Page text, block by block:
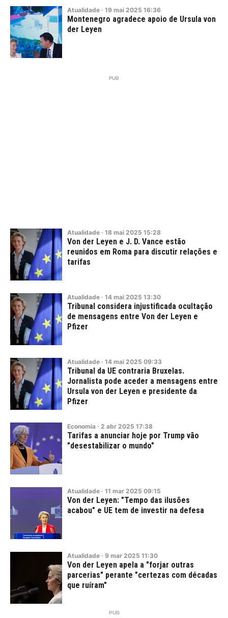
Atualidade · 19 mai 2025 16:36
Montenegro agradece apoio de Ursula von
der Leyen
Atualidade · 18 mai 2025 15:28
Von der Leyen e J. D. Vance estão
reunidos em Roma para discutir relações e
tarifas
Atualidade · 14 mai 2025 13:30
Tribunal considera injustificada ocultação
de mensagens entre Von der Leyen e
Pfizer
Atualidade · 14 mai 2025 09:33
Tribunal da UE contraria Bruxelas.
Jornalista pode aceder a mensagens entre
Ursula von der Leyen e presidente da
Pfizer
Economia · 2 abr 2025 17:38
Tarifas a anunciar hoje por Trump vão
"desestabilizar o mundo"
Atualidade · 11 mar 2025 09:15
Von der Leyen: "Tempo das ilusões
acabou" e UE tem de investir na defesa
Atualidade · 9 mar 2025 11:30
Von der Leyen apela a "forjar outras
parcerias" perante "certezas com décadas
que ruíram"